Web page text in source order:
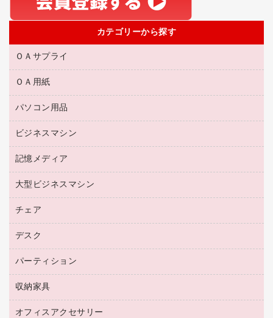
カテゴリーから探す
ＯＡサプライ
互換インクカートリッジ
リサイクルトナー（リターン方式）
リサイクルトナー（プール方式）
リサイクルインクカートリッジ
プリンタ用リボン
トナーカートリッジ
コピートナー
インクカートリッジ
ＯＡ用紙
名刺用紙
帳票用紙／フォーム用紙
ワープロ用紙
ラベル用紙
プロッター用紙
ハガキ用紙
その他コピー用紙・プリンタ用紙
コピー用紙
パソコン用品
パソコン周辺機器
各種ケーブル
マウスパッド
マウス
パソコンバッグ／収納用品
ネットワーク／ＬＡＮ機器
ネットワーク／ＬＡＮアクセサリー
セキュリティ用品
ビジネスマシン
電話機
レーザープリンタ／複合機
メモリーカード
プロジェクタ
ファクシミリ
デジタルカメラ
スキャナー
コピー機
記憶メディア
ブルーレイディスク
ＣＤ－ＲＷ
ＣＤ－Ｒ
メディア収納用品
大型ビジネスマシン
プリンタ
チェア
応接イス・ベンチ
オフィスチェア
デスク
ミーティングテーブル
デスク
カウンター
パーティション
ホワイトボード・黒板
収納家具
保管庫・書庫
オフィスアクセサリー